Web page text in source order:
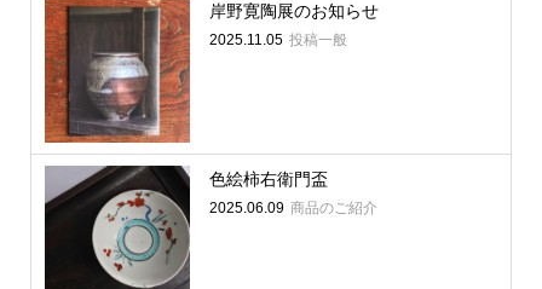
岸野寛陶展のお知らせ
2025.11.05 投稿一般
色絵柿右衛門盃
2025.06.09 商品のご紹介